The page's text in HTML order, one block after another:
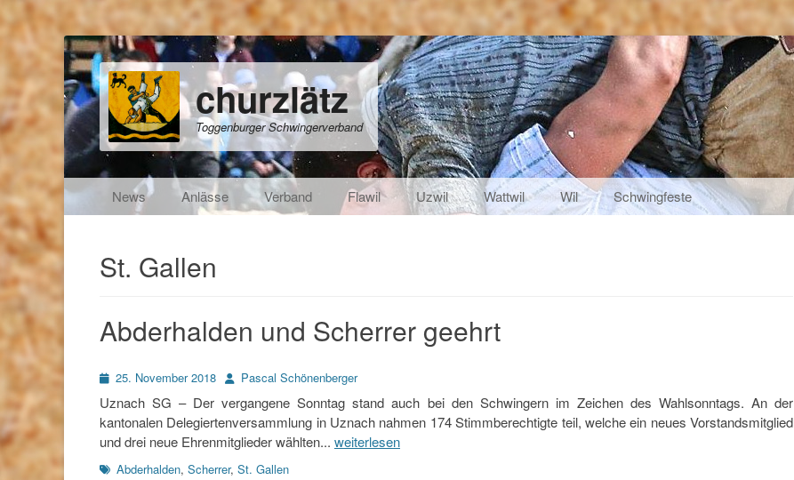
churzlätz
Toggenburger Schwingerverband
Primäres Menü
Inhalt
News Anlässe Verband Flawil Uzwil Wattwil Wil Schwingfeste
St. Gallen
Abderhalden und Scherrer geehrt
Posted25. November 2018 AutorPascal Schönenberger
Uznach SG – Der vergangene Sonntag stand auch bei den Schwingern im Zeichen des Wahlsonntags. An der
kantonalen Delegiertenversammlung in Uznach nahmen 174 Stimmberechtigte teil, welche ein neues Vorstandsmitglied
und drei neue Ehrenmitglieder wählten... weiterlesen
Schlagworte
Abderhalden, Scherrer, St. Gallen